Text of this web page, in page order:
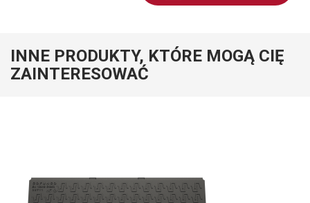
INNE PRODUKTY, KTÓRE MOGĄ CIĘ
ZAINTERESOWAĆ